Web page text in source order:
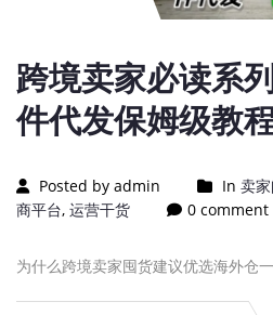
跨境卖家必读系
件代发保姆级教程
Posted by admin In 卖
商平台, 运营干货 0 comment
为什么跨境卖家囤货建议优选海外仓